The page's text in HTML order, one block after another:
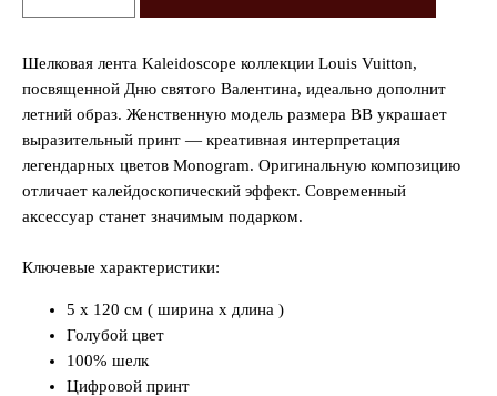
Шелковая лента Kaleidoscope коллекции Louis Vuitton,
посвященной Дню святого Валентина, идеально дополнит
летний образ. Женственную модель размера BB украшает
выразительный принт — креативная интерпретация
легендарных цветов Monogram. Оригинальную композицию
отличает калейдоскопический эффект. Современный
аксессуар станет значимым подарком.
Ключевые характеристики:
5 x 120 см ( ширина x длина )
Голубой цвет
100% шелк
Цифровой принт